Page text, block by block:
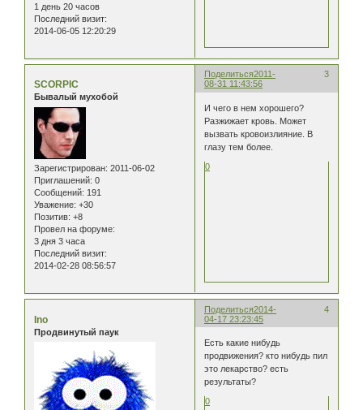
1 день 20 часов
Последний визит:
2014-06-05 12:20:29
Поделиться 3
2011-
08-31 11:43:56
SCORPIC
Бывалый мухобой
Зарегистрирован: 2011-06-02
Приглашений: 0
Сообщений: 191
Уважение: +30
Позитив: +8
Провел на форуме:
3 дня 3 часа
Последний визит:
2014-02-28 08:56:57
И чего в нем хорошего?
Разжижает кровь. Может
вызвать кровоизлияние. В
глазу тем более.
0
Поделиться 4
2014-
04-17 23:23:45
Ino
Продвинутый паук
Есть какие нибудь
продвижения? кто нибудь пил
это лекарство? есть
результаты?
0